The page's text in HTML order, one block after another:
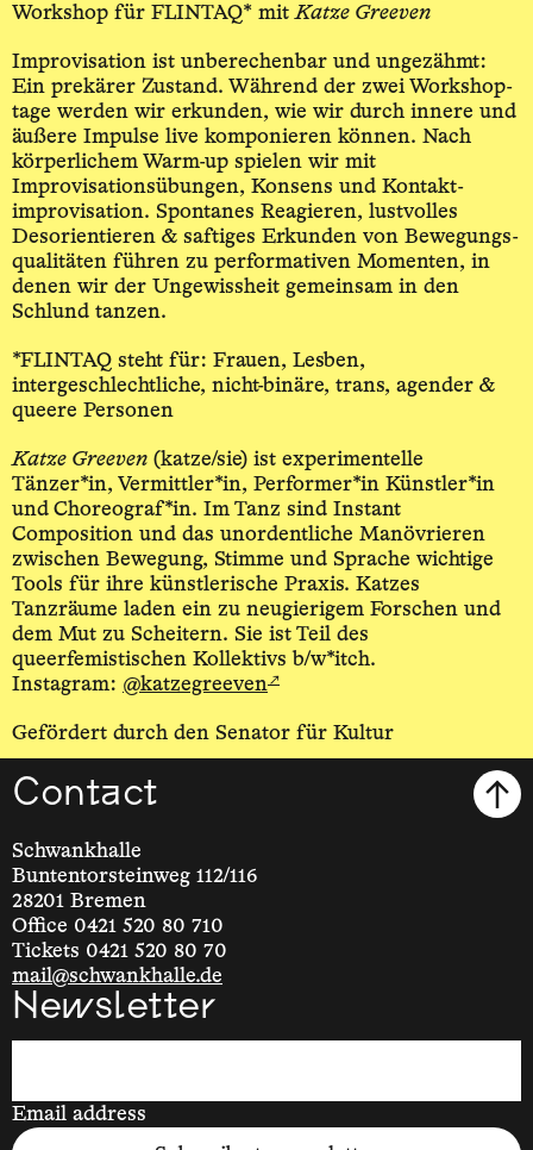
Workshop für FLINTAQ* mitKatze Greeven
Improvisation ist unberechenbar und ungezähmt:
Ein prekärer Zustand. Während der zwei Workshop­
tage werden wir erkunden, wie wir durch innere und
äußere Impulse live komponieren können. Nach
körperlichem Warm-up spielen wir mit
Improvisations­übungen, Konsens und Kontakt­
improvisation. Spontanes Reagieren, lustvolles
Desorientieren & saftiges Erkunden von Bewegungs­
qualitäten führen zu performativen Momenten, in
denen wir der Un­gewissheit gemeinsam in den
Schlund tanzen.
*FLINTAQ steht für: Frauen, Lesben,
intergeschlechtliche, nicht-binäre, trans, agender &
queere Personen
Katze Greeven (katze/sie) ist experimentelle
Tänzer*in, Vermittler*in, Performer*in Künstler*in
und Choreograf*in. Im Tanz sind Instant
Composition und das unordentliche Manövrieren
zwischen Bewegung, Stimme und Sprache wichtige
Tools für ihre künstlerische Praxis. Katzes
Tanzräume laden ein zu neugierigem Forschen und
dem Mut zu Scheitern. Sie ist Teil des
queerfemistischen Kollektivs b/w*itch.
Instagram: @katzegreeven↗
Gefördert durch den Senator für Kultur
Contact
Schwankhalle
Buntentorsteinweg 112/116
28201 Bremen
Office 0421 520 80 710
Tickets 0421 520 80 70
mail@schwankhalle.de
Newsletter
Email address